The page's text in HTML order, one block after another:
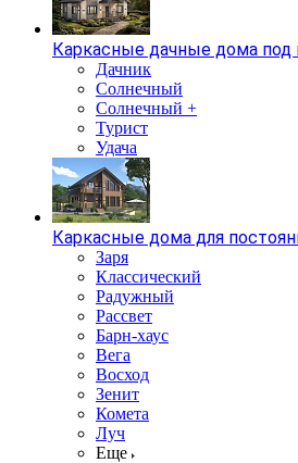
Каркасные дачные дома под
Дачник
Солнечный
Солнечный +
Турист
Удача
Каркасные дома для
Заря
Классический
Радужный
Рассвет
Барн-хаус
Вега
Восход
Зенит
Комета
Луч
Еще